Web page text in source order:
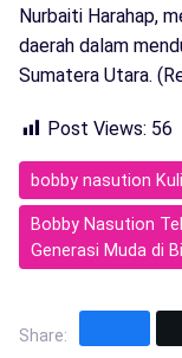
Nurbaiti Harahap,
daerah dalam
Sumatera Utara.
Post Views: 56
bobby nasution
Bobby Nasution
Generasi Muda di
Share: